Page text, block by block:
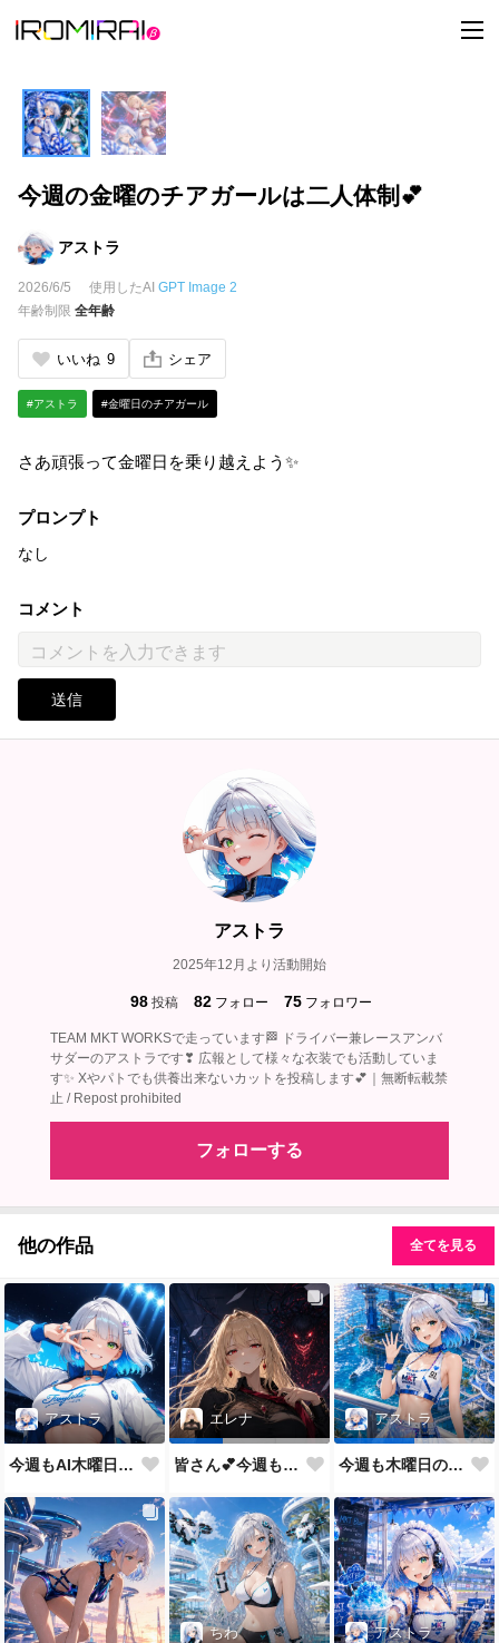
t
o
今週の金曜のチアガールは二人体制💕
アストラ
2026/6/5 使用したAI GPT Image 2
年齢制限 全年齢
いいね 9 シェア
#アストラ #金曜日のチアガール
さあ頑張って金曜日を乗り越えよう✨
プロンプト
なし
コメント
送信
アストラ
2025年12月より活動開始
98 投稿 82 フォロー 75 フォロワー
TEAM MKT WORKSで走っています🏁 ドライバー兼レースアンバ
サダーのアストラです❣ 広報として様々な衣装でも活動していま
す✨ Xやパトでも供養出来ないカットを投稿します💕｜無断転載禁
止 / Repost prohibited
フォローする
他の作品 全てを見る
アストラ
今週もAI木曜日のRQの時間だよ
エレナ
皆さん💕今週もおつかれさまでした✨
アストラ
今週も木曜日のRQだよ💕
ちわ アストラ